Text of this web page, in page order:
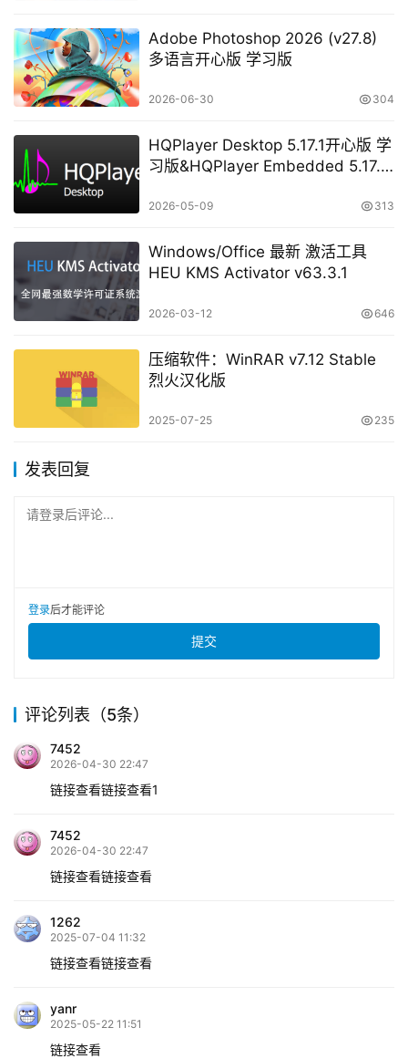
Adobe Photoshop 2026 (v27.8)
多语言开心版 学习版
2026-06-30 304
HQPlayer Desktop 5.17.1开心版 学
习版&HQPlayer Embedded 5.17.2
2026-05-09 313
Windows/Office 最新 激活工具
HEU KMS Activator v63.3.1
2026-03-12 646
压缩软件：WinRAR v7.12 Stable
烈火汉化版
2025-07-25 235
发表回复
请登录后评论...
登录后才能评论
提交
评论列表（5条）
7452
2026-04-30 22:47
链接查看链接查看1
7452
2026-04-30 22:47
链接查看链接查看
1262
2025-07-04 11:32
链接查看链接查看
yanr
2025-05-22 11:51
链接查看